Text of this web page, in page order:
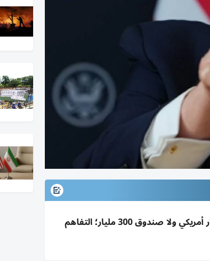
ترامب: سنستأنف القصف إن لم تلتزم إيران باتفاق نووي نهائي؛ لا استثمار أمريكي ولا صندوق 300 مليار؛ التفاهم